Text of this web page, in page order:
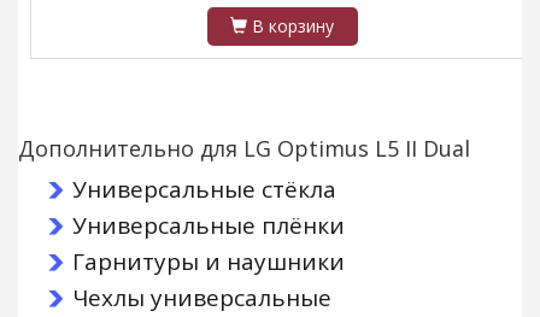
В корзину
Дополнительно для LG Optimus L5 II Dual
Универсальные стёкла
Универсальные плёнки
Гарнитуры и наушники
Чехлы универсальные